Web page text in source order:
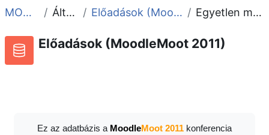
MOOT2011 Általános Előadások (MoodleMoot 2011) Egyetlen megtekintése
Előadások (MoodleMoot 2011)
Ez az adatbázis a MoodleMoot 2011 konferencia